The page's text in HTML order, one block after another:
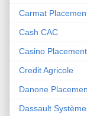
Carmat
Cash CAC
Casino Placement
Credit Agricole
Danone
Dassault